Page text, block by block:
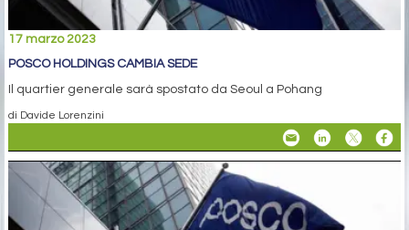
17 marzo 2023
POSCO HOLDINGS CAMBIA SEDE
Il quartier generale sarà spostato da Seoul a Pohang
di Davide Lorenzini